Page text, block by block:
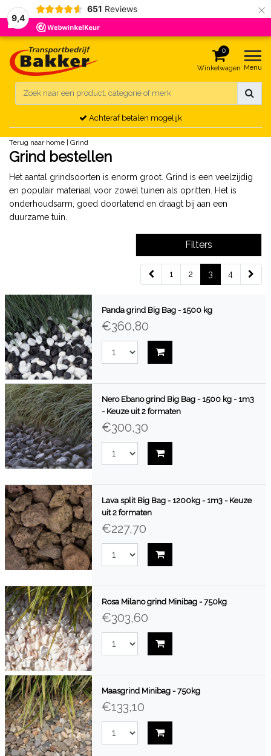
9,4
651 Reviews ×
0
Winkelwagen Menu
Achteraf betalen mogelijk
Terug naar home Grind
Grind bestellen
Het aantal grindsoorten is enorm groot. Grind is een veelzijdig
en populair materiaal voor zowel tuinen als opritten. Het is
onderhoudsarm, goed doorlatend en draagt bij aan een
duurzame tuin.
Filters
1 2 3 4
Panda grind Big Bag - 1500 kg
€360,80
Nero Ebano grind Big Bag - 1500 kg - 1m3
- Keuze uit 2 formaten
€300,30
Lava split Big Bag - 1200kg - 1m3 - Keuze
uit 2 formaten
€227,70
Rosa Milano grind Minibag - 750kg
€303,60
Maasgrind Minibag - 750kg
€133,10